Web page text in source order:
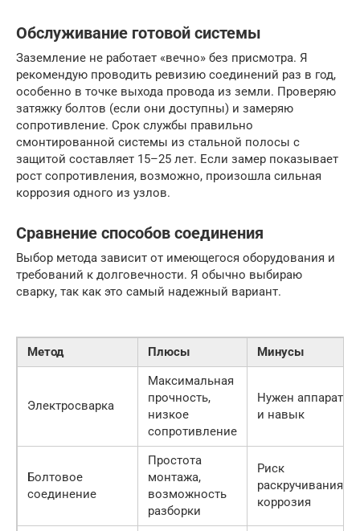
Обслуживание готовой системы
Заземление не работает «вечно» без присмотра. Я
рекомендую проводить ревизию соединений раз в год,
особенно в точке выхода провода из земли. Проверяю
затяжку болтов (если они доступны) и замеряю
сопротивление. Срок службы правильно
смонтированной системы из стальной полосы с
защитой составляет 15–25 лет. Если замер показывает
рост сопротивления, возможно, произошла сильная
коррозия одного из узлов.
Сравнение способов соединения
Выбор метода зависит от имеющегося оборудования и
требований к долговечности. Я обычно выбираю
сварку, так как это самый надежный вариант.
Метод Плюсы Минусы
Электросварка
Максимальная
прочность,
низкое
сопротивление
Нужен аппарат
и навык
Болтовое
соединение
Простота
монтажа,
возможность
разборки
Риск
раскручивания,
коррозия